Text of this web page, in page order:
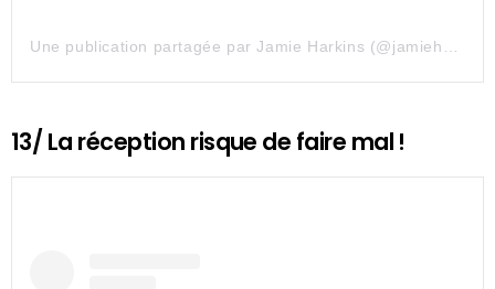
13/ La réception risque de faire mal !